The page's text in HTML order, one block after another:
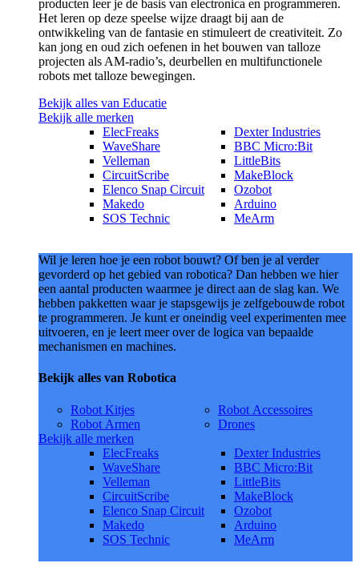
producten leer je de basis van electronica en programmeren.
Het leren op deze speelse wijze draagt bij aan de
ontwikkeling van de fantasie en stimuleert de creativiteit. Zo
kan jong en oud zich oefenen in het bouwen van talloze
projecten als AM-radio’s, deurbellen en multifunctionele
robots met talloze bewegingen.
Bekijk alles van Educatie
Bekijk alle merken
ElecFreaks
WaveShare
Velleman
CircuitScribe
Elenco Snap Circuit
Makedo
SOS Technic
Dexter Industries
BBC Micro:Bit
LittleBits
MakeBlock
Ozobot
Arduino
MeArm
Wil je leren hoe je een robot bouwt? Of ben je al verder
gevorderd op het gebied van robotica? Dan hebben we hier
een aantal producten waarmee je direct aan de slag kan. We
hebben pakketten waar je stapsgewijs je zelfgebouwde robot
te programmeren. Je kunt er oneindig veel experimenten mee
uitvoeren, en je leert meer over de logica van bepaalde
mechanismen en machines.
Bekijk alles van Robotica
Robot Kitjes
Robot Armen
Robot Accessoires
Drones
Bekijk alle merken
ElecFreaks
WaveShare
Velleman
CircuitScribe
Elenco Snap Circuit
Makedo
SOS Technic
Dexter Industries
BBC Micro:Bit
LittleBits
MakeBlock
Ozobot
Arduino
MeArm